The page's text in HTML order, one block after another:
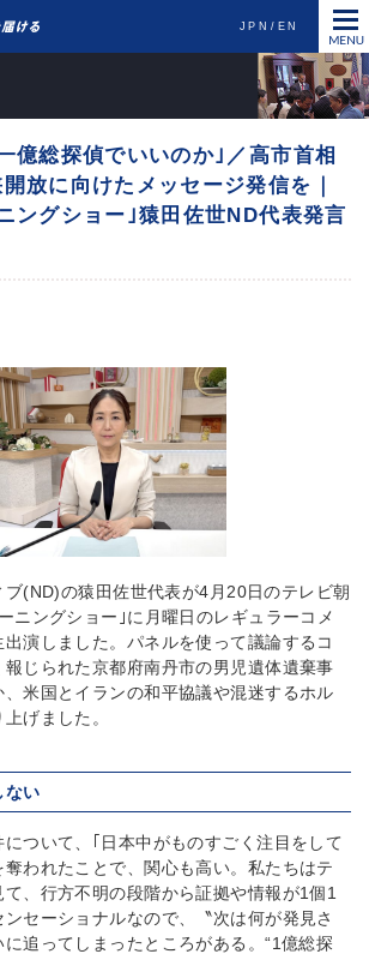
JPN EN
億総探偵でいいのか｣／高市首相
放に向けたメッセージ発信を｜
ングショー｣猿田佐世ND代表発言
ブ(ND)の猿田佐世代表が4月20日のテレビ朝
ニングショー｣に月曜日のレギュラーコメ
演しました。パネルを使って議論するコ
じられた京都府南丹市の男児遺体遺棄事
米国とイランの和平協議や混迷するホル
げました。
ない
ついて、｢日本中がものすごく注目をして
われたことで、関心も高い。私たちはテ
、行方不明の段階から証拠や情報が1個1
セーショナルなので、〝次は何が発見さ
追ってしまったところがある。“1億総探